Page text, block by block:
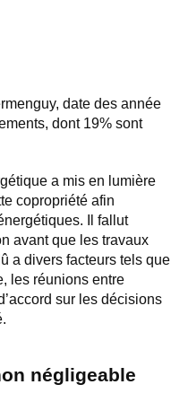
date des année
dont 19% sont
a mis en lumière
copropriété afin
Il fallut
avant que les travaux
a divers facteurs tels que
les réunions entre
sur les décisions
négligeable